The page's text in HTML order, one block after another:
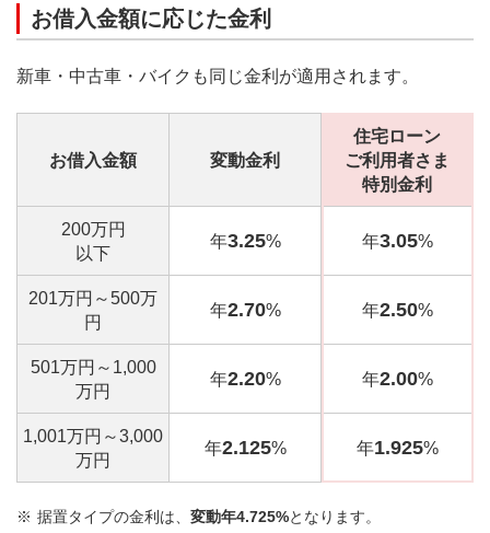
お借入金額に応じた金利
新車・中古車・バイクも同じ金利が適用されます。
お借入金額 変動金利
住宅ローン
ご利用者さま
特別金利
200万円
以下
年3.25% 年3.05%
201万円～500万
円
年2.70% 年2.50%
501万円～1,000
万円
年2.20% 年2.00%
1,001万円～3,000
万円
年2.125% 年1.925%
据置タイプの金利は、 変動年4.725%となります。